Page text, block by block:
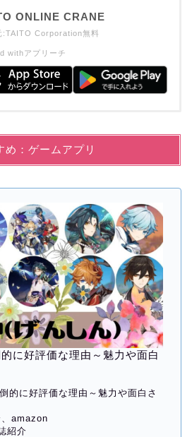
ONLINE CRANE
:TAITO Corporation無料
withアプリーチ
め：ゲームアプリ
に好評価な理由～魅力や面白
的に好評価な理由～魅力や面白さ
amazon
紹介